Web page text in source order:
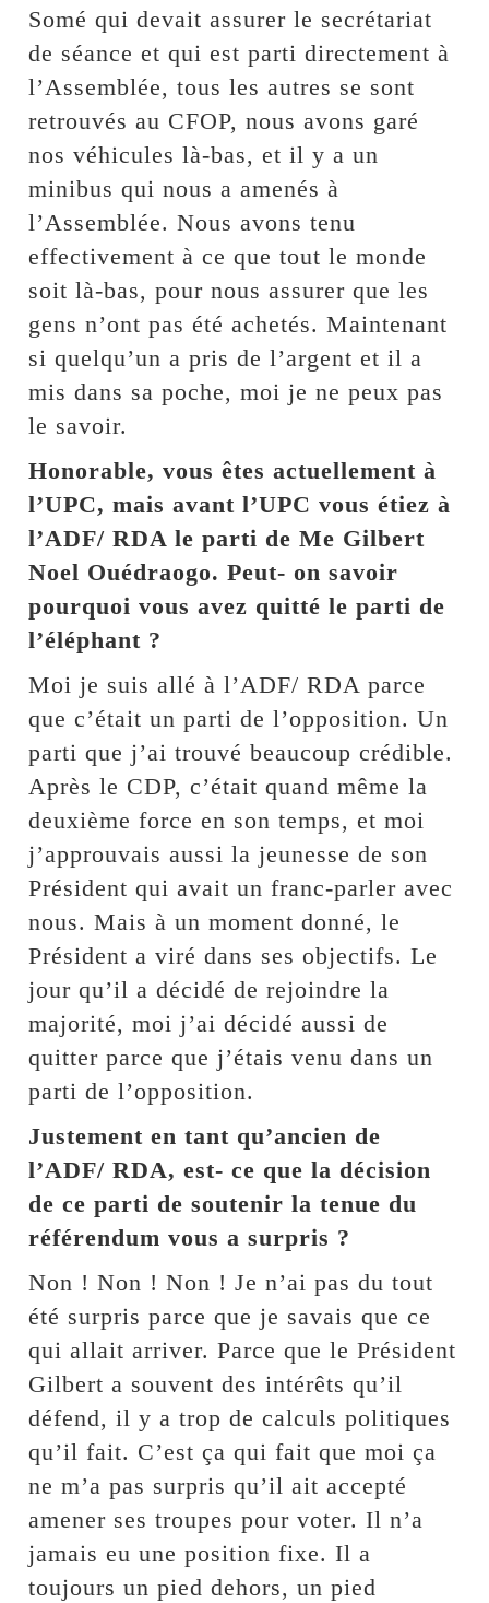
Somé qui devait assurer le secrétariat
de séance et qui est parti directement à
l’Assemblée, tous les autres se sont
retrouvés au CFOP, nous avons garé
nos véhicules là-bas, et il y a un
minibus qui nous a amenés à
l’Assemblée. Nous avons tenu
effectivement à ce que tout le monde
soit là-bas, pour nous assurer que les
gens n’ont pas été achetés. Maintenant
si quelqu’un a pris de l’argent et il a
mis dans sa poche, moi je ne peux pas
le savoir.
Honorable, vous êtes actuellement à
l’UPC, mais avant l’UPC vous étiez à
l’ADF/ RDA le parti de Me Gilbert
Noel Ouédraogo. Peut- on savoir
pourquoi vous avez quitté le parti de
l’éléphant ?
Moi je suis allé à l’ADF/ RDA parce
que c’était un parti de l’opposition. Un
parti que j’ai trouvé beaucoup crédible.
Après le CDP, c’était quand même la
deuxième force en son temps, et moi
j’approuvais aussi la jeunesse de son
Président qui avait un franc-parler avec
nous. Mais à un moment donné, le
Président a viré dans ses objectifs. Le
jour qu’il a décidé de rejoindre la
majorité, moi j’ai décidé aussi de
quitter parce que j’étais venu dans un
parti de l’opposition.
Justement en tant qu’ancien de
l’ADF/ RDA, est- ce que la décision
de ce parti de soutenir la tenue du
référendum vous a surpris ?
Non ! Non ! Non ! Je n’ai pas du tout
été surpris parce que je savais que ce
qui allait arriver. Parce que le Président
Gilbert a souvent des intérêts qu’il
défend, il y a trop de calculs politiques
qu’il fait. C’est ça qui fait que moi ça
ne m’a pas surpris qu’il ait accepté
amener ses troupes pour voter. Il n’a
jamais eu une position fixe. Il a
toujours un pied dehors, un pied